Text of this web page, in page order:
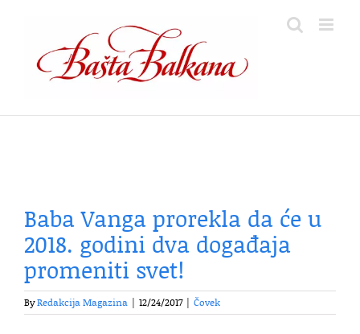
content
Baba Vanga prorekla da će u
2018. godini dva događaja
promeniti svet!
ByRedakcija Magazina 12/24/2017 Čovek